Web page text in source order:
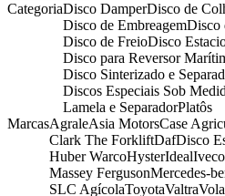
CategoriaDisco DamperDisco de
Disco de EmbreagemDisco
Disco de FreioDisco
Disco para Reversor
Disco Sinterizado e
Discos Especiais Sob
Lamela e SeparadorPlatôs
MarcasAgraleAsia MotorsCase
Clark The ForkliftDafDisco
Huber WarcoHysterIdealIveco
Massey FergusonMercedes-
SLC AgícolaToyotaValtra